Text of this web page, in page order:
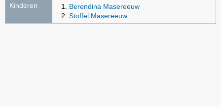
Kinderen
Berendina Masereeuw
Stoffel Masereeuw